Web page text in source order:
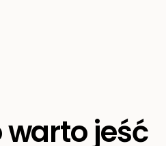
warto jeść